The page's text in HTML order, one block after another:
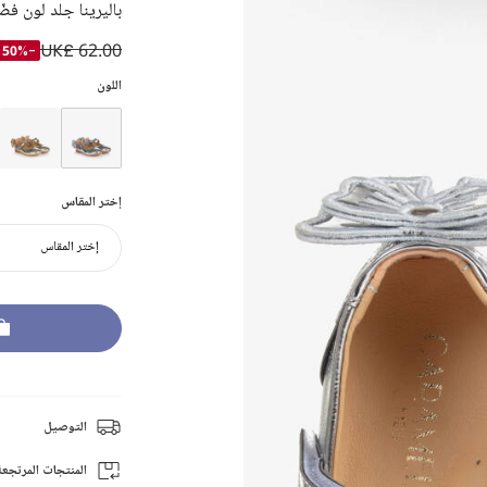
باليرينا جلد لون
UK£ 62.00
-50%
اللون
إختر المقاس
إختر المقاس
التوصيل
المنتجات